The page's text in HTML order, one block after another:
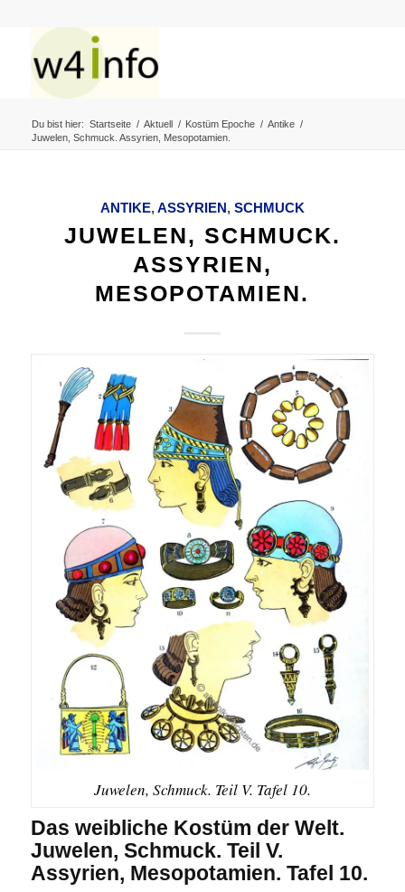
Du bist hier: Startseite / Aktuell / Kostüm Epoche / Antike /
Juwelen, Schmuck. Assyrien, Mesopotamien.
ANTIKE,ASSYRIEN, SCHMUCK
JUWELEN, SCHMUCK.
ASSYRIEN,
MESOPOTAMIEN.
Juwelen, Schmuck. Teil V. Tafel 10.
Das weibliche Kostüm der Welt.
Juwelen, Schmuck. Teil V.
Assyrien, Mesopotamien. Tafel 10.